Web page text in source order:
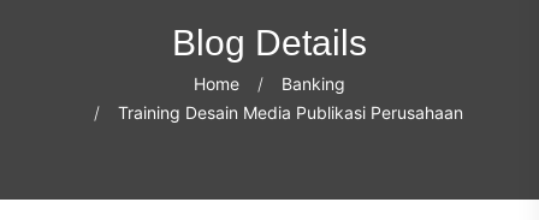
Blog Details
Home
Banking
Training Desain Media Publikasi Perusahaan